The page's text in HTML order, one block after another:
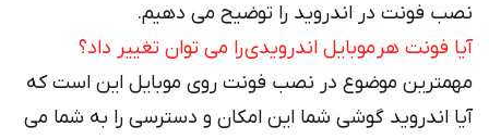
نصب فونت در اندروید را توضیح می دهیم.
آیا فونت هر موبایل اندرویدی را می توان تغییر داد؟
مهمترین موضوع در نصب فونت روی موبایل این است که
آیا اندروید گوشی شما این امکان و دسترسی را به شما می